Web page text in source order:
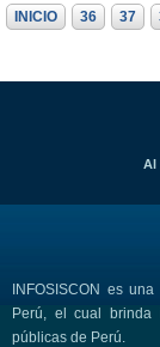
INICIO 36 37
Al
INFOSISCON es
Perú, el cual brinda
públicas de Perú.